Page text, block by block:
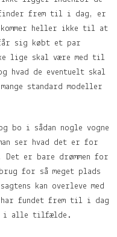
finder frem til i dag, er
heller ikke til at
sig købt et par
lige skal være med til
hvad de eventuelt skal
standard modeller
bo i sådan nogle vogne
ser hvad det er for
er bare drømmen for
for så meget plads
kan overleve med
har fundet frem til i dag
i alle tilfælde.